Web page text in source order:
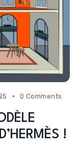
0 Comments
!